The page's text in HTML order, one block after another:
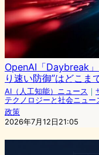
OpenAI「Daybreak
り速い防御”はどこま
AI（人工知能）ニュース ｜
テクノロジーと社会ニュー
政策
2026年7月12日21:05